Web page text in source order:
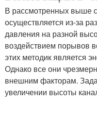
Вентиляция для
квартиры
В рассмотренных выше
осуществляется из-за
давления на разной
воздействием порывов
этих методик является
Однако все они
внешним факторам.
увеличении высоты